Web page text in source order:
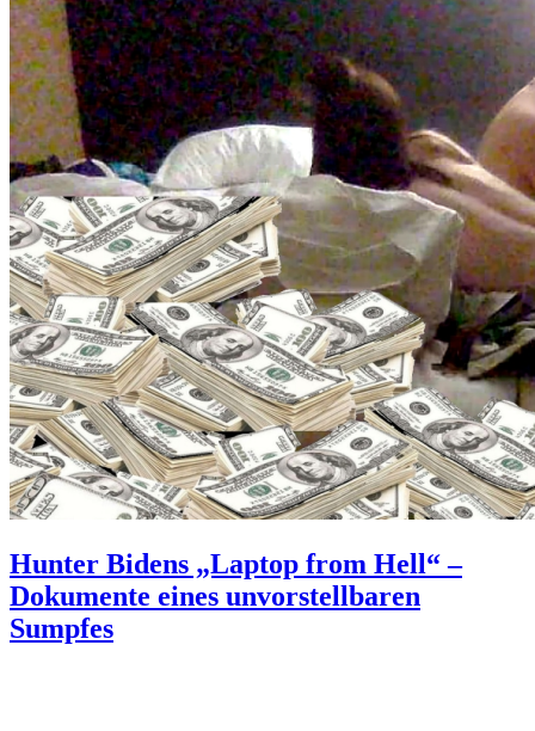
Hunter Bidens „Laptop from Hell“ –
Dokumente eines unvorstellbaren
Sumpfes